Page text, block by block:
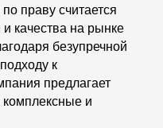
по праву считается
качества на рынке
безупречной
к
предлагает
комплексные и